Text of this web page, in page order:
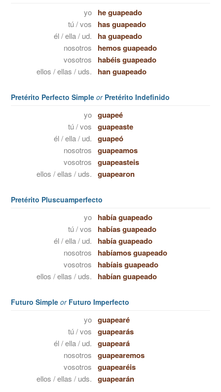
yo he guapeado
tú / vos has guapeado
él / ella / ud. ha guapeado
nosotros hemos guapeado
vosotros habéis guapeado
ellos / ellas / uds. han guapeado
Pretérito Perfecto Simple orPretérito Indefinido
yo guapeé
tú / vos guapeaste
él / ella / ud. guapeó
nosotros guapeamos
vosotros guapeasteis
ellos / ellas / uds. guapearon
Pretérito Pluscuamperfecto
yo había guapeado
tú / vos habías guapeado
él / ella / ud. había guapeado
nosotros habíamos guapeado
vosotros habíais guapeado
ellos / ellas / uds. habían guapeado
Futuro Simple orFuturo Imperfecto
yo guapearé
tú / vos guapearás
él / ella / ud. guapeará
nosotros guapearemos
vosotros guapearéis
ellos / ellas / uds. guapearán